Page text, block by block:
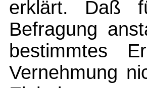
erklärt. Daß
Befragung
bestimmtes
Vernehmung